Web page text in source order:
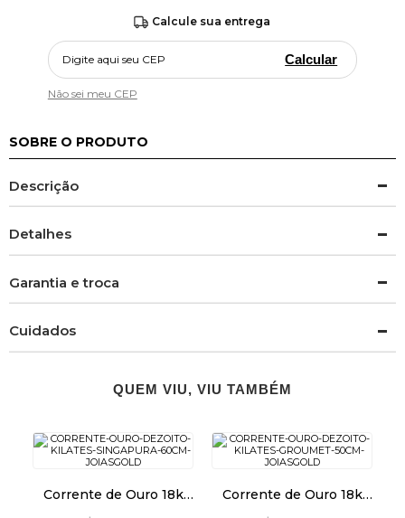
Calcule sua entrega
Calcular
Não sei meu CEP
SOBRE O PRODUTO
Descrição
Detalhes
Garantia e troca
Cuidados
QUEM VIU, VIU TAMBÉM
Corrente de Ouro 18k
Corrente de Ouro 18k